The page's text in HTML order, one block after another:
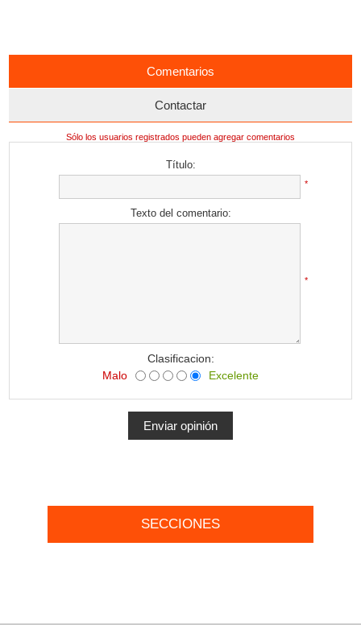
Comentarios
Contactar
Sólo los usuarios registrados pueden agregar comentarios
Título:
*
Texto del comentario:
*
Clasificacion:
Malo
Excelente
SECCIONES